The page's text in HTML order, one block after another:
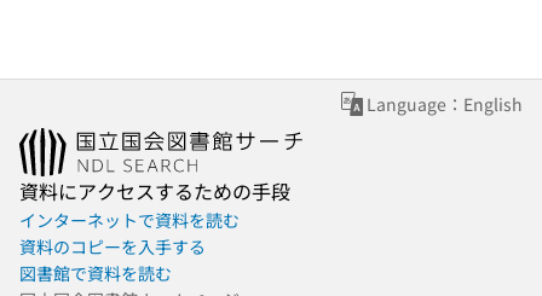
Language：English
資料にアクセスするための手段
インターネットで資料を読む
資料のコピーを入手する
図書館で資料を読む